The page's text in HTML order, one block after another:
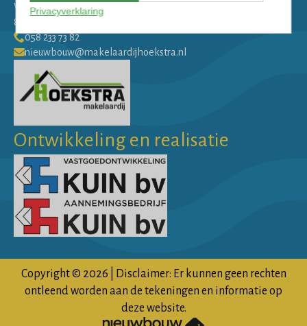
Willemskade 9
8911 AW Leeuwarden
058 233 73 82
nieuwbouw@makelaardijhoekstra.nl
Ontwikkeling en realisatie
Copyright © 2026 | Disclaimer: Er kunnen geen rechten
ontleend worden aan de tekeningen en informatie op
deze website.
Privacyverklaring